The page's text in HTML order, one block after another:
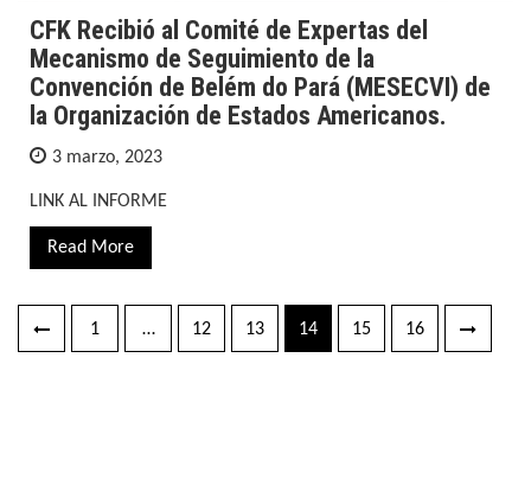
CFK Recibió al Comité de Expertas del
Mecanismo de Seguimiento de la
Convención de Belém do Pará (MESECVI) de
la Organización de Estados Americanos.
3 marzo, 2023
LINK AL INFORME
Read More
Navegación
1 … 12 13 14 15 16